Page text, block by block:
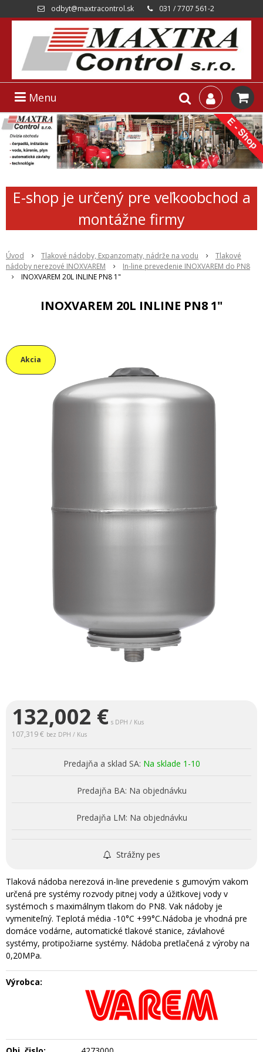
odbyt@maxtracontrol.sk 031 / 7707 561-2
Menu
E-shop je určený pre veľkoobchod a
montážne firmy
Úvod Tlakové nádoby, Expanzomaty, nádrže na vodu
Tlakové
nádoby nerezové INOXVAREM
In-line prevedenie INOXVAREM do PN8
INOXVAREM 20L INLINE PN8 1"
INOXVAREM 20L INLINE PN8 1"
Akcia
132,002 € s DPH / Kus
107,319 € bez DPH / Kus
Predajňa a sklad SA: Na sklade 1-10
Predajňa BA: Na objednávku
Predajňa LM: Na objednávku
Strážny pes
Tlaková nádoba nerezová in-line prevedenie s gumovým vakom
určená pre systémy rozvody pitnej vody a úžitkovej vody v
systémoch s maximálnym tlakom do PN8. Vak nádoby je
vymeniteľný. Teplotá média -10°C +99°C.Nádoba je vhodná pre
domáce vodárne, automatické tlakové stanice, závlahové
systémy, protipožiarne systémy. Nádoba pretlačená z výroby na
0,20MPa.
Výrobca: